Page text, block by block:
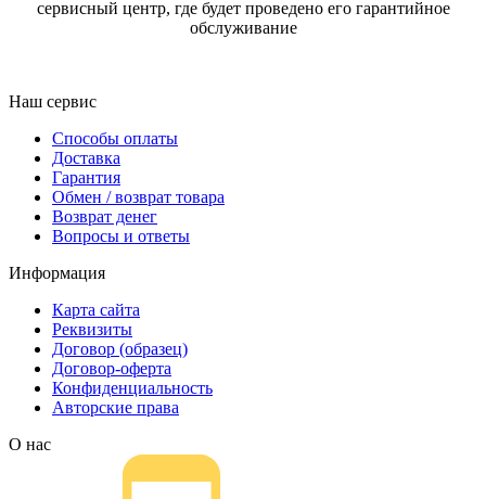
сервисный центр, где будет проведено его гарантийное
обслуживание
Наш сервис
Способы оплаты
Доставка
Гарантия
Обмен / возврат товара
Возврат денег
Вопросы и ответы
Информация
Карта сайта
Реквизиты
Договор (образец)
Договор-оферта
Конфиденциальность
Авторские права
О нас